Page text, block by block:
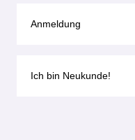
Anmeldung
Ich bin Neukunde!